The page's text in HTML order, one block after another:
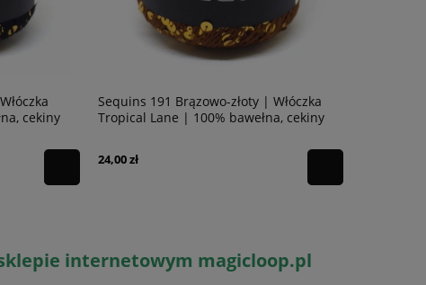
cekiny
Sequins 191 Brązowo-złoty | Włóczka
Tropical Lane | 100% bawełna, cekiny
24,00 zł
internetowym magicloop.pl